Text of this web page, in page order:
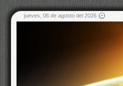
jueves, 06 de agosto del 2026